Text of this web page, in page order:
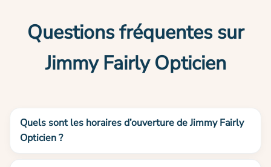
Questions fréquentes sur
Jimmy Fairly Opticien
Quels sont les horaires d’ouverture de Jimmy Fairly
Opticien ?